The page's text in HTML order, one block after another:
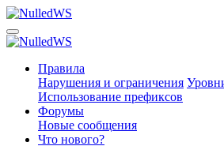
Правила
Нарушения и ограничения
Использование префиксов
Форумы
Новые сообщения
Что нового?